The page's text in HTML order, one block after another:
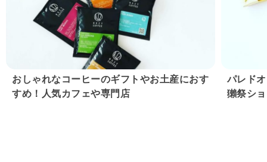
おしゃれなコーヒーのギフトやお土産におす
すめ！人気カフェや専門店
パレド
獺祭シ